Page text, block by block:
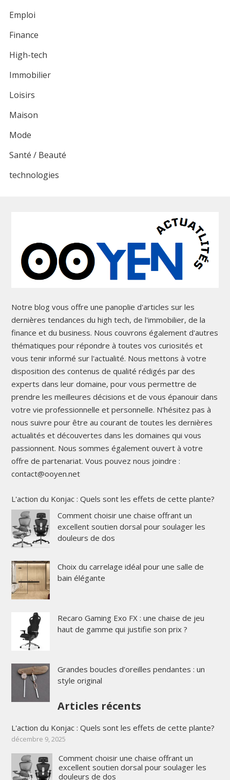
Emploi
Finance
High-tech
Immobilier
Loisirs
Maison
Mode
Santé / Beauté
technologies
Notre blog vous offre une panoplie d'articles sur les
dernières tendances du high tech, de l'immobilier, de la
finance et du business. Nous couvrons également d'autres
thématiques pour répondre à toutes vos curiosités et
vous tenir informé sur l'actualité. Nous mettons à votre
disposition des contenus de qualité rédigés par des
experts dans leur domaine, pour vous permettre de
prendre les meilleures décisions et de vous épanouir dans
votre vie professionnelle et personnelle. N'hésitez pas à
nous suivre pour être au courant de toutes les dernières
actualités et découvertes dans les domaines qui vous
passionnent. Nous sommes également ouvert à votre
offre de partenariat. Vous pouvez nous joindre :
contact@ooyen.net
L'action du Konjac : Quels sont les effets de cette plante?
Comment choisir une chaise offrant un
excellent soutien dorsal pour soulager les
douleurs de dos
Choix du carrelage idéal pour une salle de
bain élégante
Recaro Gaming Exo FX : une chaise de jeu
haut de gamme qui justifie son prix ?
Grandes boucles d’oreilles pendantes : un
style original
Articles récents
L'action du Konjac : Quels sont les effets de cette plante?
décembre 9, 2025
Comment choisir une chaise offrant un
excellent soutien dorsal pour soulager les
douleurs de dos